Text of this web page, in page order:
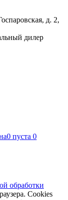
д. 2,
дилер
0 пуста 0
обработки
Cookies